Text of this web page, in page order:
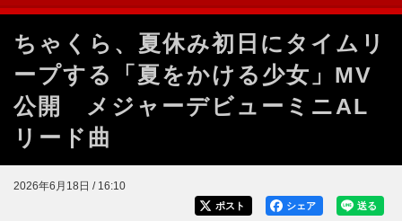
ちゃくら、夏休み初日にタイムリ
ープする「夏をかける少女」MV
公開 メジャーデビューミニAL
リード曲
2026年6月18日 / 16:10
送る
シェア
ポスト